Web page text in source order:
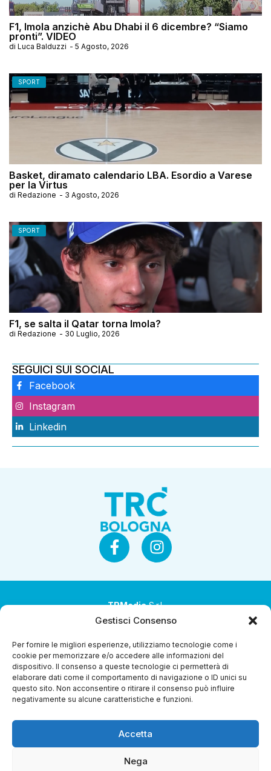
Gestisci Consenso
Per fornire le migliori esperienze, utilizziamo tecnologie come i
cookie per memorizzare e/o accedere alle informazioni del
dispositivo. Il consenso a queste tecnologie ci permetterà di
elaborare dati come il comportamento di navigazione o ID unici su
questo sito. Non acconsentire o ritirare il consenso può influire
negativamente su alcune caratteristiche e funzioni.
Accetta
Nega
F1, Imola anzichè Abu Dhabi il 6 dicembre? “Siamo
pronti”. VIDEO
di Luca Balduzzi - 5 Agosto, 2026
SPORT
Basket, diramato calendario LBA. Esordio a Varese
per la Virtus
di Redazione - 3 Agosto, 2026
SPORT
F1, se salta il Qatar torna Imola?
di Redazione - 30 Luglio, 2026
SEGUICI SUI SOCIAL
Facebook
Instagram
Linkedin
TRMediaS.r.l.
Società a socio unico
Società sottoposta ad attività di direzione e
coordinamento da parte di Coop Alleanza 3.0 Soc. Coop.
Sede legale: via Ragazzi del ’99 nr. 51 42124 Reggio Emilia
(RE)
Capitale sociale € 1.040.000 i.v.
Diretta Streaming